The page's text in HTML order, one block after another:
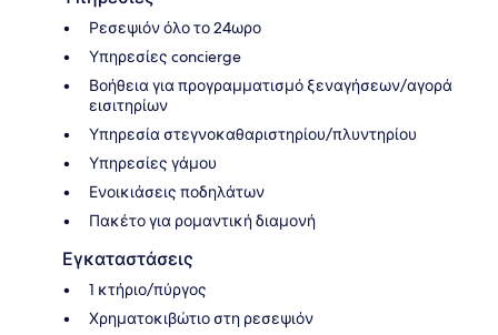
Ρεσεψιόν όλο το 24ωρο
Υπηρεσίες concierge
Βοήθεια για προγραμματισμό ξεναγήσεων/αγορά
εισιτηρίων
Υπηρεσία στεγνοκαθαριστηρίου/πλυντηρίου
Υπηρεσίες γάμου
Ενοικιάσεις ποδηλάτων
Πακέτο για ρομαντική διαμονή
Εγκαταστάσεις
1 κτήριο/πύργος
Χρηματοκιβώτιο στη ρεσεψιόν